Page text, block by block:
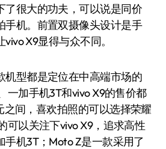
了很大的功夫，可以说是同价
手机。前置双摄像头设计是手
X9显得与众不同。
型都是定位在中高端市场的
一加手机3T和vivo X9的售价都
间，喜欢拍照的可以选择荣耀
可以关注下vivo X9，追求高性
手机3T；Moto Z是一款采用了